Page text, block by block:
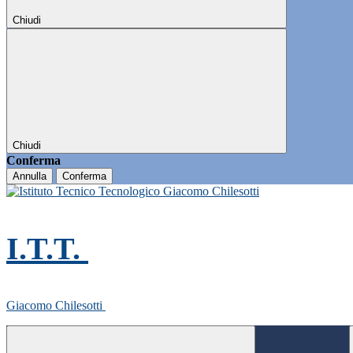
Chiudi
Chiudi
Conferma
Annulla Conferma
I.T.T.
Giacomo Chilesotti